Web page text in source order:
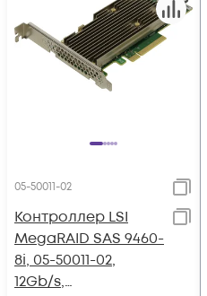
05-50011-02
Контроллер LSI
MegaRAID SAS 9460-
8i, 05-50011-02,
12Gb/s,